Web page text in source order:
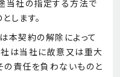
当社の指定する方法で
します。
本契約の解除によって
は当社に故意又は重大
責任を負わないものと